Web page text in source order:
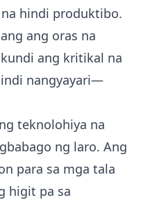
hindi produktibo.
ang oras na
ang kritikal na
nangyayari—
teknolohiya na
ng laro. Ang
para sa mga tala
higit pa sa